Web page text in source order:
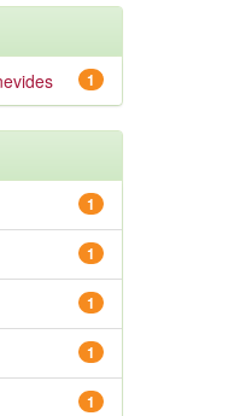
1
1
1
1
1
1